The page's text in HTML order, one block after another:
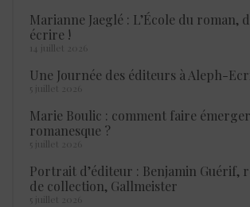
Marianne Jaeglé : L’École du roman,
écrire !
14 juillet 2026
Une Journée des éditeurs à Aleph-
5 juillet 2026
Marie Boulic : comment faire
romanesque ?
5 juillet 2026
Portrait d’éditeur : Benjamin Guérif,
de collection, Gallmeister
5 juillet 2026